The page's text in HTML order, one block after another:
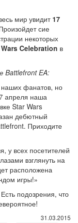
мир увидит 17
сие
некоторых
Celebration в
EA:
наших фанатов, но
апреля наша
Star Wars
дебютный
Приходите
у всех посетителей
взглянуть на
расположена
игры!»
подозрения, что
31.03.2015